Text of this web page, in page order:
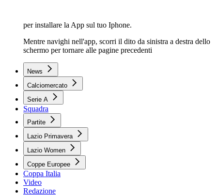
per installare la App sul tuo Iphone.
Mentre navighi nell'app, scorri il dito da sinistra a destra dello
schermo per tornare alle pagine precedenti
News
Calciomercato
Serie A
Squadra
Partite
Lazio Primavera
Lazio Women
Coppe Europee
Coppa Italia
Video
Redazione